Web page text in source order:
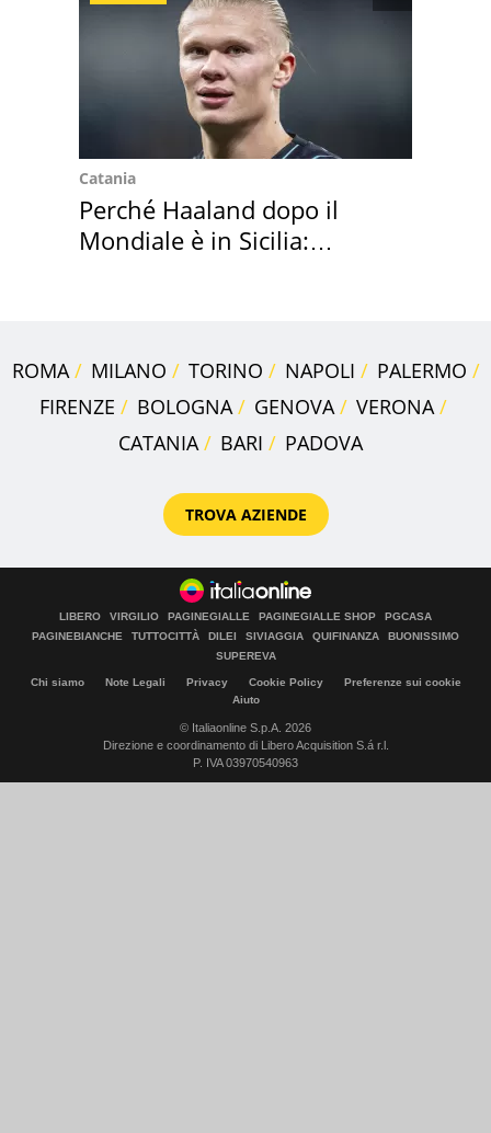
Catania
Perché Haaland dopo il
Mondiale è in Sicilia:
ROMA MILANO TORINO NAPOLI
PALERMO
FIRENZE
BOLOGNA GENOVA
VERONA
CATANIA
BARI PADOVA
TROVA AZIENDE
LIBERO VIRGILIO PAGINEGIALLE PAGINEGIALLE SHOP
PGCASA
PAGINEBIANCHE
TUTTOCITTÀ DILEI SIVIAGGIA QUIFINANZA
BUONISSIMO
SUPEREVA
Chi siamo Note Legali Privacy Cookie Policy
Preferenze sui cookie
Aiuto
© Italiaonline S.p.A. 2026
Direzione e coordinamento di Libero Acquisition S.á r.l.
P. IVA 03970540963